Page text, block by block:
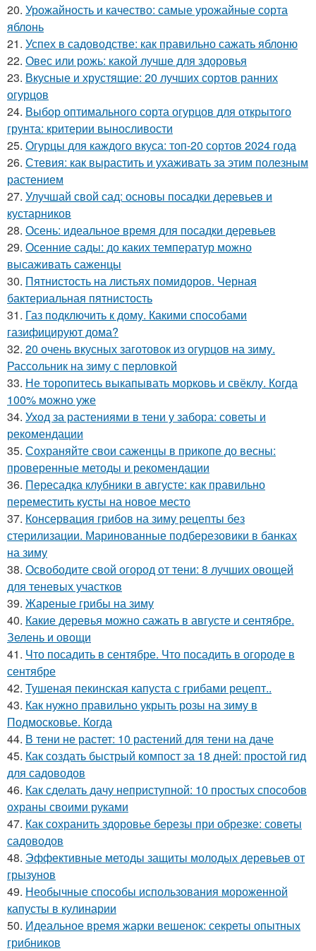
20. Урожайность и качество: самые урожайные сорта
яблонь
21. Успех в садоводстве: как правильно сажать яблоню
22. Овес или рожь: какой лучше для здоровья
23. Вкусные и хрустящие: 20 лучших сортов ранних
огурцов
24. Выбор оптимального сорта огурцов для открытого
грунта: критерии выносливости
25. Огурцы для каждого вкуса: топ-20 сортов 2024 года
26. Стевия: как вырастить и ухаживать за этим полезным
растением
27. Улучшай свой сад: основы посадки деревьев и
кустарников
28. Осень: идеальное время для посадки деревьев
29. Осенние сады: до каких температур можно
высаживать саженцы
30. Пятнистость на листьях помидоров. Черная
бактериальная пятнистость
31. Газ подключить к дому. Какими способами
газифицируют дома?
32. 20 очень вкусных заготовок из огурцов на зиму.
Рассольник на зиму с перловкой
33. Не торопитесь выкапывать морковь и свёклу. Когда
100% можно уже
34. Уход за растениями в тени у забора: советы и
рекомендации
35. Сохраняйте свои саженцы в прикопе до весны:
проверенные методы и рекомендации
36. Пересадка клубники в августе: как правильно
переместить кусты на новое место
37. Консервация грибов на зиму рецепты без
стерилизации. Маринованные подберезовики в банках
на зиму
38. Освободите свой огород от тени: 8 лучших овощей
для теневых участков
39. Жареные грибы на зиму
40. Какие деревья можно сажать в августе и сентябре.
Зелень и овощи
41. Что посадить в сентябре. Что посадить в огороде в
сентябре
42. Тушеная пекинская капуста с грибами рецепт..
43. Как нужно правильно укрыть розы на зиму в
Подмосковье. Когда
44. В тени не растет: 10 растений для тени на даче
45. Как создать быстрый компост за 18 дней: простой гид
для садоводов
46. Как сделать дачу неприступной: 10 простых способов
охраны своими руками
47. Как сохранить здоровье березы при обрезке: советы
садоводов
48. Эффективные методы защиты молодых деревьев от
грызунов
49. Необычные способы использования мороженной
капусты в кулинарии
50. Идеальное время жарки вешенок: секреты опытных
грибников